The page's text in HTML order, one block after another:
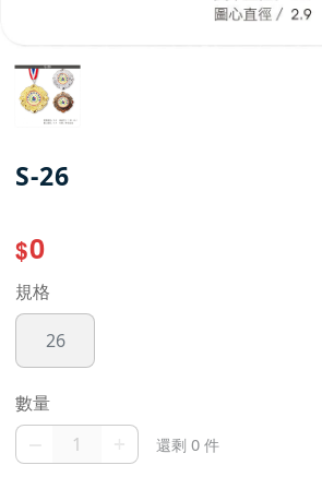
S-26
$0
規格
26
數量
還剩 0 件